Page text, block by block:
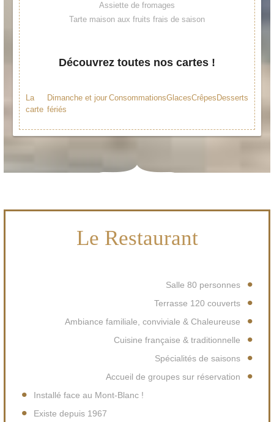
Assiette de fromages
Tarte maison aux fruits frais de saison
Découvrez toutes nos cartes !
La
carte
Dimanche et jour
fériés
ConsommationsGlacesCrêpes Desserts
Le Restaurant
Salle 80 personnes
Terrasse 120 couverts
Ambiance familiale, conviviale & Chaleureuse
Cuisine française & traditionnelle
Spécialités de saisons
Accueil de groupes sur réservation
Installé face au Mont-Blanc !
Existe depuis 1967